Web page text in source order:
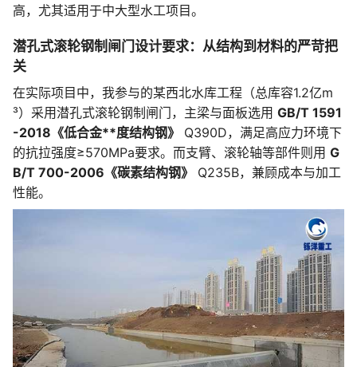
高，尤其适用于中大型水工项目。
潜孔式滚轮钢制闸门设计要求：从结构到材料的严苛把
关
在实际项目中，我参与的某西北水库工程（总库容1.2亿m
³）采用潜孔式滚轮钢制闸门，主梁与面板选用 GB/T 1591
-2018《低合金**度结构钢》
Q390D，满足高应力环境下
的抗拉强度≥570MPa要求。而支臂、滚轮轴等部件则用 G
B/T 700-2006《碳素结构钢》
Q235B，兼顾成本与加工
性能。